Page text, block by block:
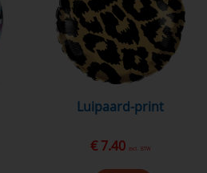
luipaard-print
€ 7.40 excl. BTW